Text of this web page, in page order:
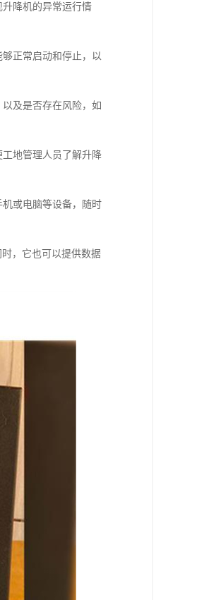
降机的异常运行情
正常启动和停止，以
及是否存在风险，如
地管理人员了解升降
或电脑等设备，随时
，它也可以提供数据